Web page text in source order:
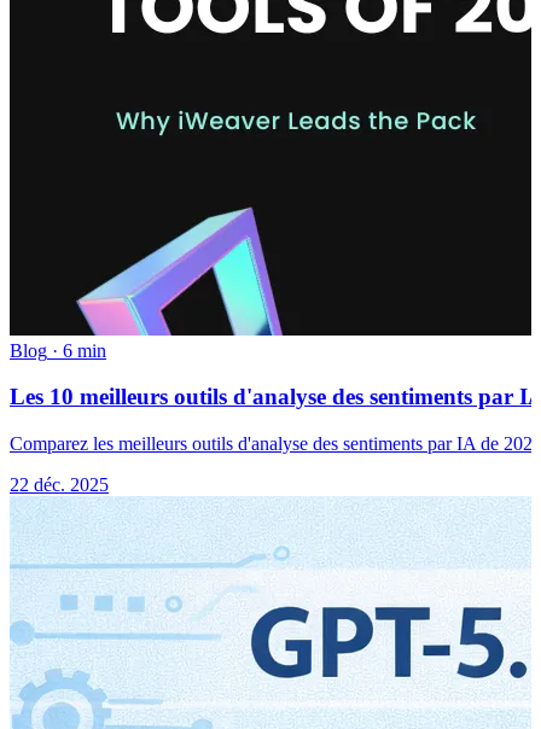
Blog · 6 min
Les 10 meilleurs outils d'analyse des sentiments par
Comparez les meilleurs outils d'analyse des sentiments par IA de
22 déc. 2025